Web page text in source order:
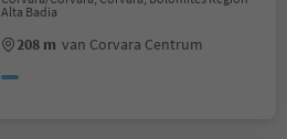
Alta Badia
208 m van Corvara Centrum